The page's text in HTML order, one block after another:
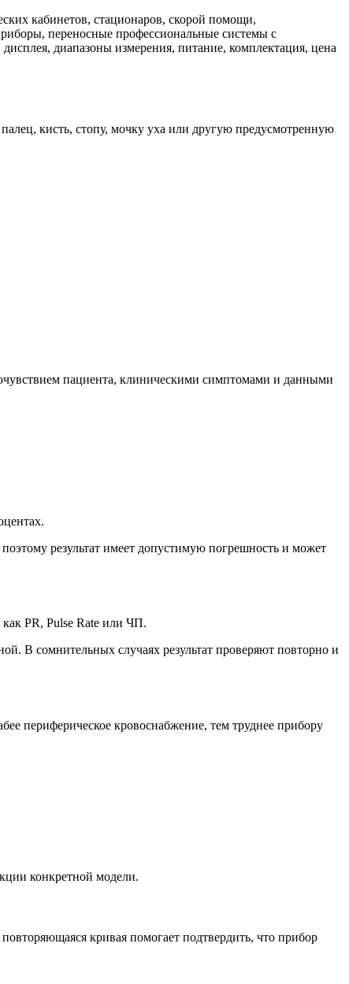
кабинетов, стационаров, скорой помощи,
переносные профессиональные системы с
диапазоны измерения, питание, комплектация, цена
кисть, стопу, мочку уха или другую предусмотренную
пациента, клиническими симптомами и данными
результат имеет допустимую погрешность и может
как PR, Pulse Rate или ЧП.
В сомнительных случаях результат проверяют повторно и
периферическое кровоснабжение, тем труднее прибору
конкретной модели.
кривая помогает подтвердить, что прибор